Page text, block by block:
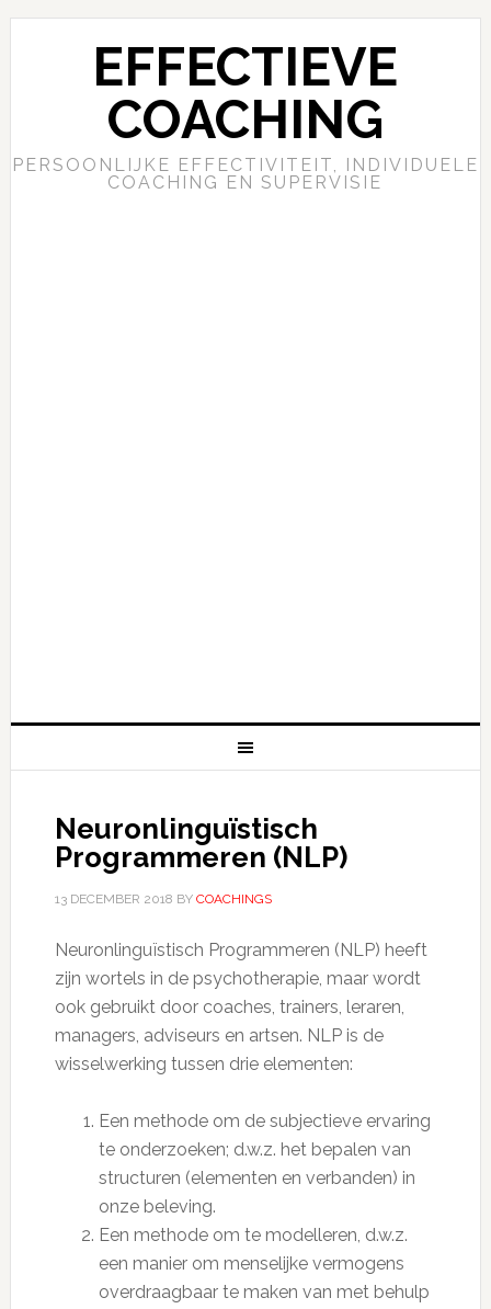
EFFECTIEVE
COACHING
PERSOONLIJKE EFFECTIVITEIT, INDIVIDUELE
COACHING EN SUPERVISIE
Neuronlinguïstisch
Programmeren (NLP)
13 DECEMBER 2018 BY COACHINGS
Neuronlinguïstisch Programmeren (NLP) heeft
zijn wortels in de psychotherapie, maar wordt
ook gebruikt door coaches, trainers, leraren,
managers, adviseurs en artsen. NLP is de
wisselwerking tussen drie elementen:
Een methode om de subjectieve ervaring
te onderzoeken; d.w.z. het bepalen van
structuren (elementen en verbanden) in
onze beleving.
Een methode om te modelleren, d.w.z.
een manier om menselijke vermogens
overdraagbaar te maken van met behulp